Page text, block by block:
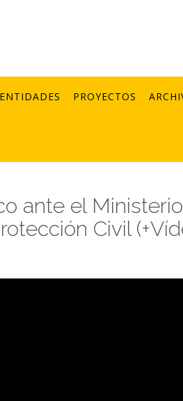
ENTIDADES PROYECTOS
ante el
Civil